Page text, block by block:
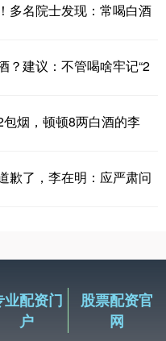
多名院士发现：常喝白酒
？建议：不管喝啥牢记“2
烟，顿顿8两白酒的李
歉了，李在明：应严肃问
业配资门
户
股票配资官
网